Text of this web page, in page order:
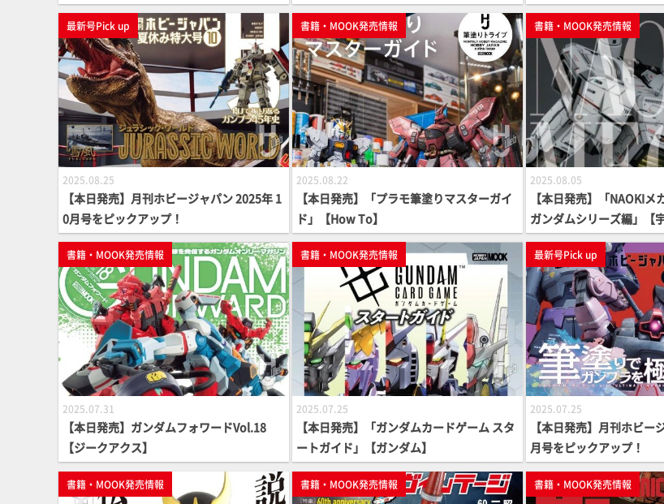
【本日発売】
ド】
最新号Pick up
2025.08.25
【本日発売】月刊ホビージャパン 2025年 1
0月号をピックアップ！
書籍・MOOK発売情報
2025.08.22
【本日発売】「プラモ筆塗りマスターガイ
ド」【How To】
書籍・MOOK発売情報
2025.08.05
【本日発売】「NAOKIメ
ガンダムシリーズ編」【
書籍・MOOK発売情報
2025.07.31
【本日発売】ガンダムフォワードVol.18
【ジークアクス】
書籍・MOOK発売情報
2025.07.25
【本日発売】「ガンダムカードゲーム スタ
ートガイド」【ガンダム】
最新号Pick up
2025.07.25
【本日発売】月刊ホビー
月号をピックアップ！
書籍・MOOK発売情報 書籍・MOOK発売情報 書籍・MOOK発売情報